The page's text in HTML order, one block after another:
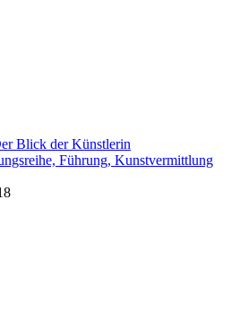
Blick der Künstlerin
Führung, Kunstvermittlung